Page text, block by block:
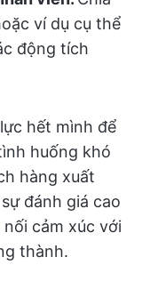
ví dụ cụ thể
động tích
hết mình để
huống khó
hàng xuất
đánh giá cao
cảm xúc với
thành.